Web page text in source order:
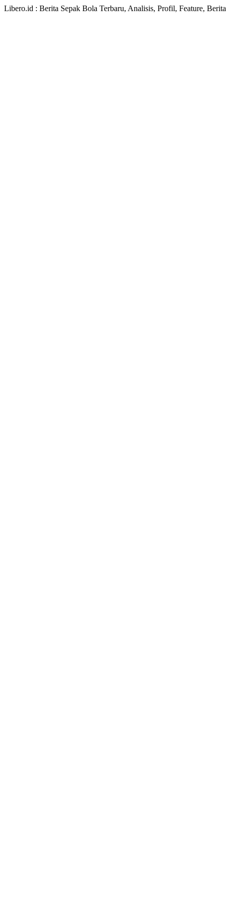
Libero.id : Berita Sepak Bola Terbaru, Analisis, Profil, Feature,